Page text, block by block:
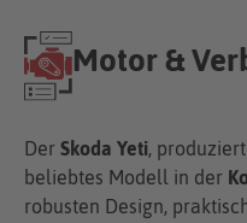
Motor &
Der Skoda Yeti,
beliebtes Modell in der
robusten Design,